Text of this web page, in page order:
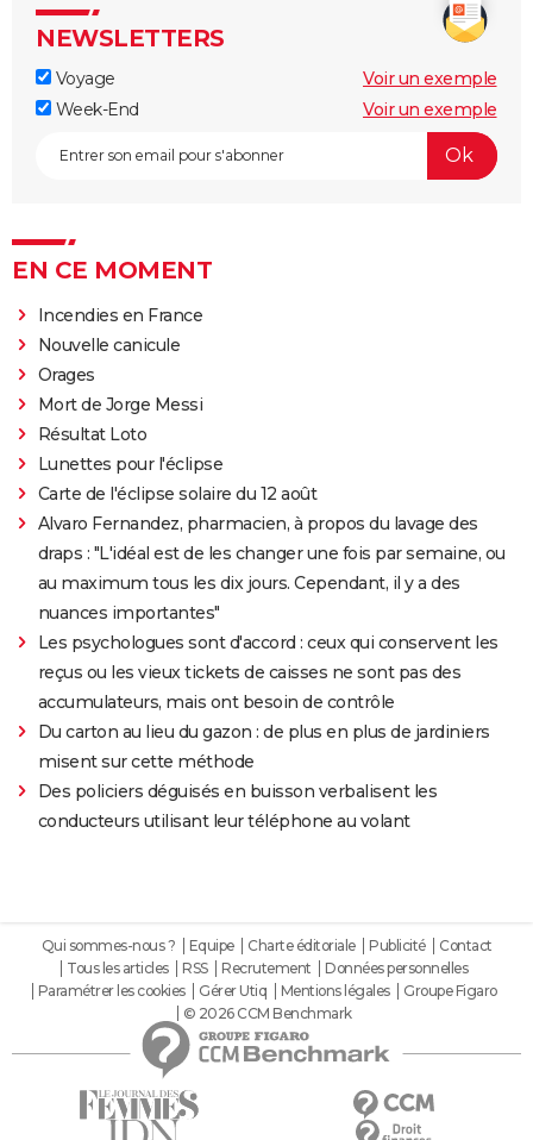
NEWSLETTERS
Voyage
Voir un exemple
Week-End
Voir un exemple
EN CE MOMENT
Incendies en France
Nouvelle canicule
Orages
Mort de Jorge Messi
Résultat Loto
Lunettes pour l'éclipse
Carte de l'éclipse solaire du 12 août
Alvaro Fernandez, pharmacien, à propos du lavage des
draps : "L'idéal est de les changer une fois par semaine, ou
au maximum tous les dix jours. Cependant, il y a des
nuances importantes"
Les psychologues sont d'accord : ceux qui conservent les
reçus ou les vieux tickets de caisses ne sont pas des
accumulateurs, mais ont besoin de contrôle
Du carton au lieu du gazon : de plus en plus de jardiniers
misent sur cette méthode
Des policiers déguisés en buisson verbalisent les
conducteurs utilisant leur téléphone au volant
Qui sommes-nous ? Equipe Charte éditoriale Publicité
Contact
Tous les articles
RSS Recrutement
Données personnelles
Paramétrer les cookies
Gérer Utiq Mentions légales
Groupe Figaro
© 2026 CCM Benchmark